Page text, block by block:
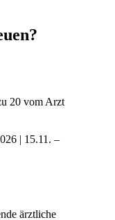
20 vom Arzt
| 15.11. –
ärztliche